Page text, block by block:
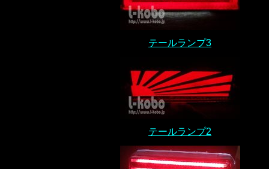
テールランプ3
テールランプ2